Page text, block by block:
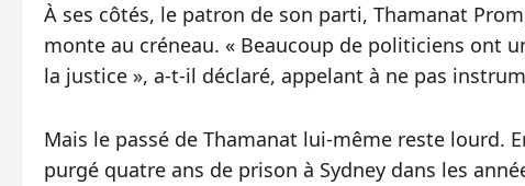
À ses côtés, le patron de son parti, Thamanat
monte au créneau. « Beaucoup de politiciens ont
la justice », a-t-il déclaré, appelant à ne pas
Mais le passé de Thamanat lui-même reste lourd.
purgé quatre ans de prison à Sydney dans les